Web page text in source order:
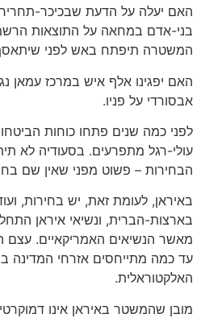
האם יעלה על הדעת שבכיכר-תחריר
בני-אדם במחאה על התוצאות
המשטרה תיפתח באש לפני
האם יפגינו אלף איש במרכז עמאן
אבסורדי על פניו.
לפני כמה שנים פתחו כוחות
עולי-רגל מתפרעים. בסעודיה לא
הבחירות – פשוט מפני שאין שם
באיראן, לעומת זאת, יש בחירות,
בארצות-הברית, ונשיאי איראן
מאשר הנשיאים האמריקאיים. עצם
עד כמה מתייחסים אזרחי המדינה
האלקטוראלית.
מובן שהמשטר באיראן אינו